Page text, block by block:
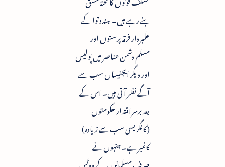
بنے رہے ہیں۔ ہندوتوا کے
علمبردار فرقہ پرستوں اور
مسلم دشمن عناصر میں پولیس
اور دیگر ایجنیساں سب سے
آگے نظر آتی ہیں۔ اس کے
بعد برسراقتدار حکومتوں
(کانگریسی سب سے زیادہ)
کانمبر ہے۔ جنہوں نے